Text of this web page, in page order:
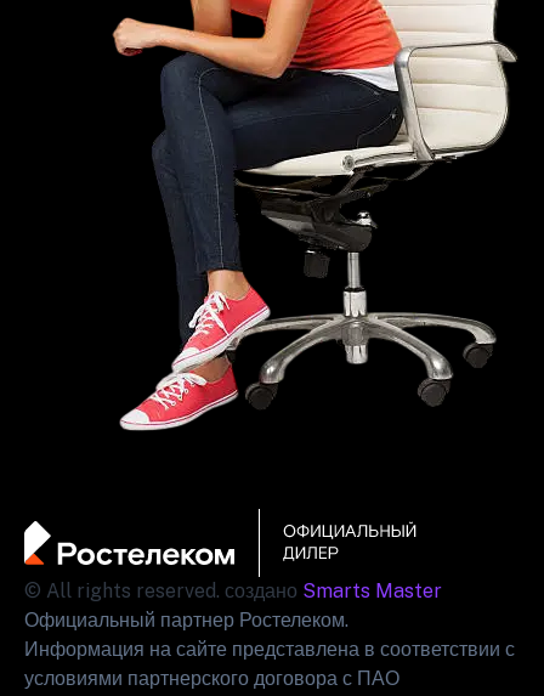
© All rights reserved. создано Smarts Master
Официальный партнер Ростелеком.
Информация на сайте представлена в соответствии с
условиями партнерского договора с ПАО